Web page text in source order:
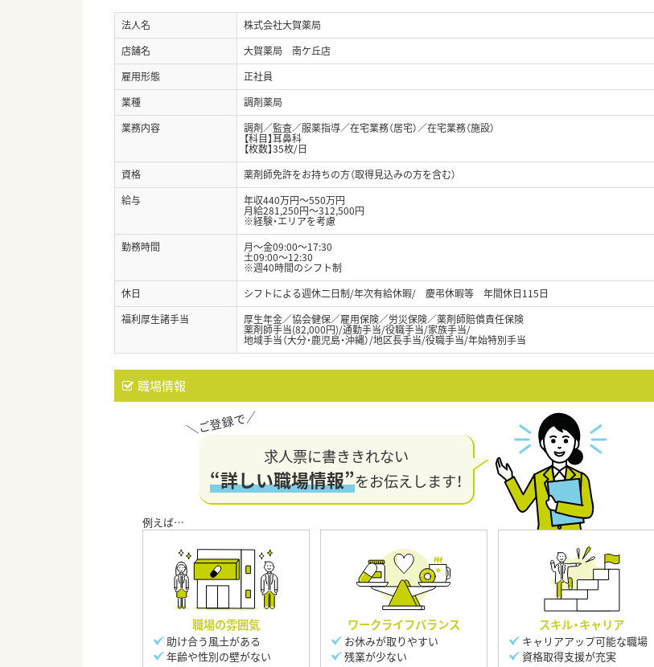
法人名
株式会社大賀薬局
店舗名
大賀薬局 南ケ丘店
雇用形態
正社員
業種
調剤薬局
業務内容
調剤／監査／服薬指導／在宅業務（居宅）／在宅業務（施設）
【科目】耳鼻科
【枚数】35枚/日
資格
薬剤師免許をお持ちの方（取得見込みの方を含む）
給与
年収440万円～550万円
月給281,250円～312,500円
※経験・エリアを考慮
勤務時間
月～金09:00～17:30
土09:00～12:30
※週40時間のシフト制
休日
シフトによる週休二日制/年次有給休暇/ 慶弔休暇等 年間休日115日
福利厚生諸手当
厚生年金／協会健保／雇用保険／労災保険／薬剤師賠償責任保険
薬剤師手当(82,000円)/通勤手当/役職手当/家族手当/
地域手当（大分・鹿児島・沖縄）/地区長手当/役職手当/年始特別手当
職場情報
求人票に書ききれない
“詳しい職場情報”をお伝えします！
職場の雰囲気
助け合う風土がある
年齢や性別の壁がない
ワークライフバランス
お休みが取りやすい
残業が少ない
スキル・キャリア
キャリアアップ可能な職場
資格取得支援が充実